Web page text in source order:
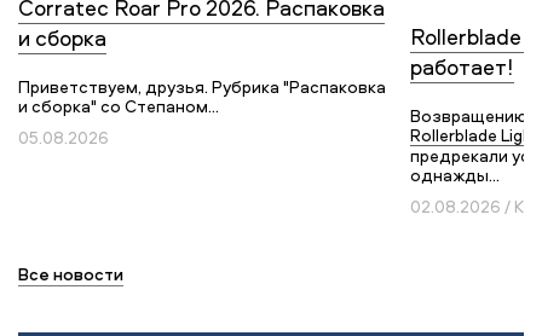
Corratec Roar Pro 2026. Распаковка
и сборка
Приветствуем, друзья. Рубрика "Распаковка
и сборка" со Степаном...
05.08.2026
Rollerblade
работает!
Возвращению
Rollerblade
предрекали
однажды...
02.08.2026 /
Все новости